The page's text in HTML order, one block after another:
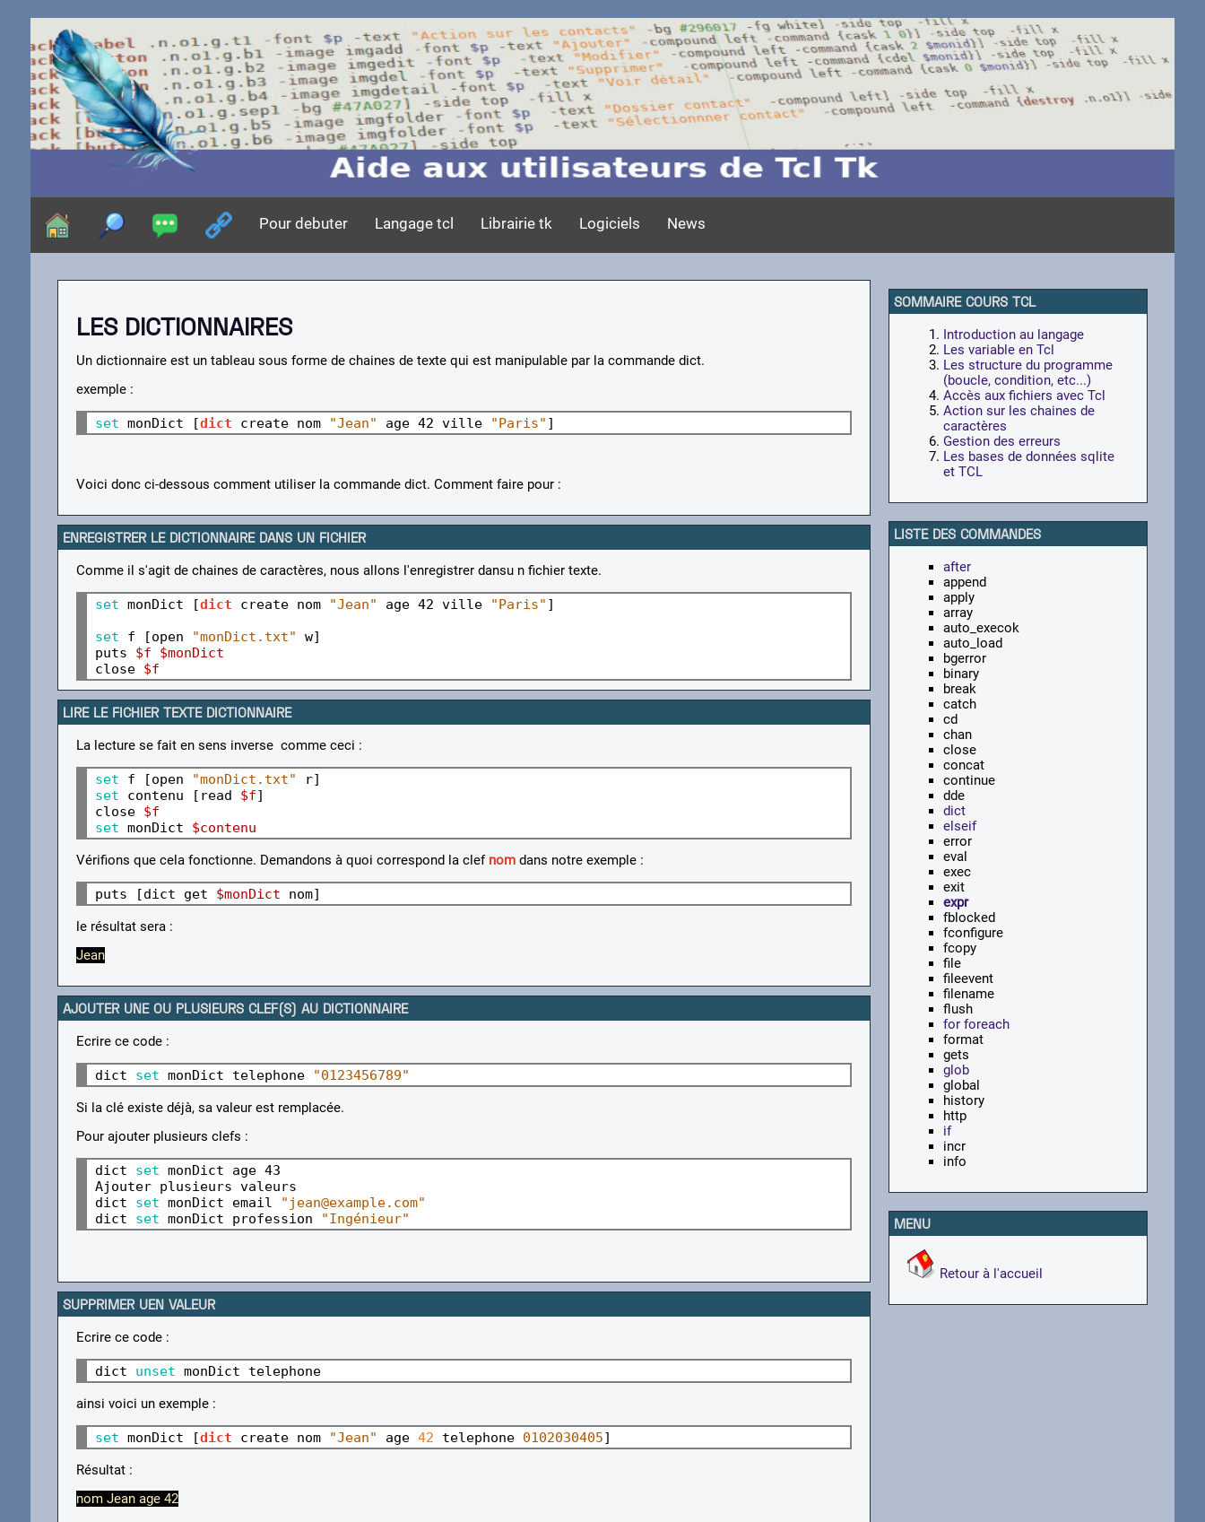
Pour debuter Langage tcl Librairie tk Logiciels News
LES DICTIONNAIRES
Un dictionnaire est un tableau sous forme de chaines de texte qui est manipulable par la commande dict.
exemple :
set monDict [dict create nom "Jean" age 42 ville "Paris"
Voici donc ci-dessous comment utiliser la commande dict. Comment faire pour :
ENREGISTRER LE DICTIONNAIRE DANS UN FICHIER
Comme il s'agit de chaines de caractères, nous allons l'enregistrer dansu n fichier texte.
set monDict [dict create nom "Jean" age 42 ville "Paris" ]
set f [open "monDict.txt" w]
puts $f
$monDict
close $f
LIRE LE FICHIER TEXTE DICTIONNAIRE
La lecture se fait en sens inverse comme ceci :
set f [open "monDict.txt"
set contenu [read $f]
close $f
set monDict $contenu
Vérifions que cela fonctionne. Demandons à quoi correspond la clef nomdans notre exemple :
puts [dict get $monDict
le résultat sera :
Jean
AJOUTER UNE OU PLUSIEURS CLEF(S) AU DICTIONNAIRE
Ecrire ce code :
dict set monDict telephone "0123456789"
Si la clé existe déjà, sa valeur est remplacée.
Pour ajouter plusieurs clefs :
dict set monDict age 43
Ajouter plusieurs valeurs
dict set monDict email
"jean@example.com"
dict set monDict profession "Ingénieur"
SUPPRIMER UEN VALEUR
Ecrire ce code :
dict unset monDict telephone
ainsi voici un exemple :
set monDict [dict create nom "Jean" age 42 telephone 0102030405
Résultat :
nom Jean age 42
SOMMAIRE COURS TCL
Introduction au langage
Les variable en Tcl
Les structure du programme
(boucle, condition, etc...)
Accès aux fichiers avec Tcl
Action sur les chaines de
caractères
Gestion des erreurs
Les bases de données sqlite
et TCL
LISTE DES COMMANDES
after
append
apply
array
auto_execok
auto_load
bgerror
binary
break
catch
cd
chan
close
concat
continue
dde
dict
elseif
error
eval
exec
exit
expr
fblocked
fconfigure
fcopy
file
fileevent
filename
flush
for foreach
format
gets
glob
global
history
http
if
incr
info
MENU
Retour à l'accueil